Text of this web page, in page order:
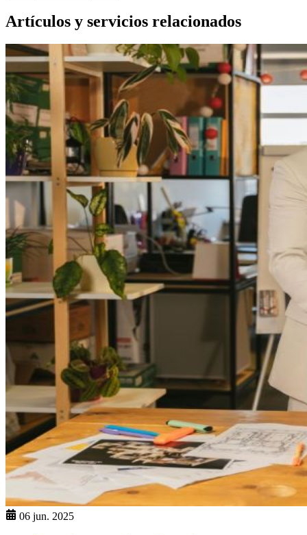
Artículos y servicios relacionados
06 jun. 2025